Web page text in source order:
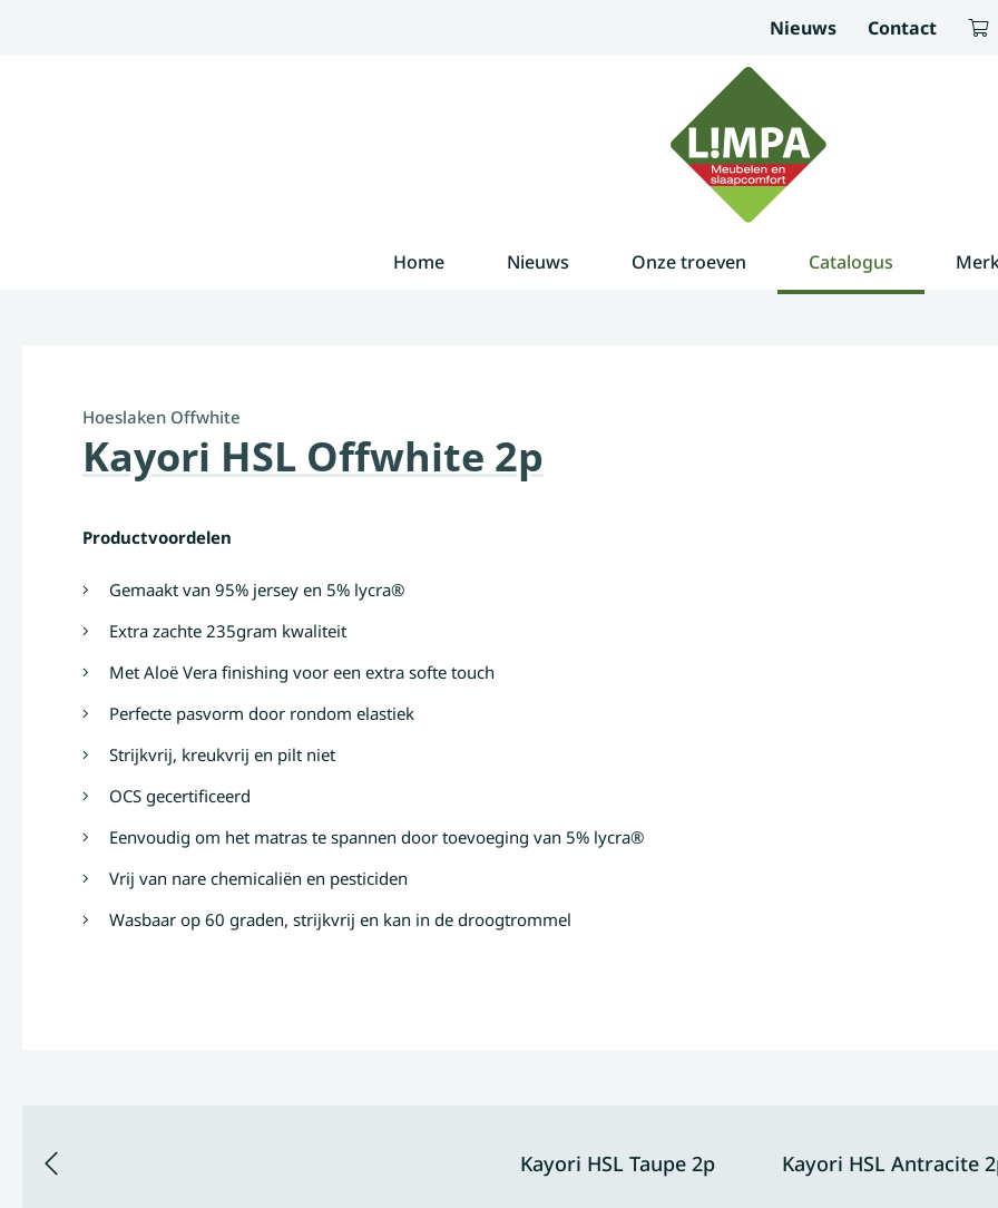
Nieuws Contact
Home Nieuws Onze troeven Catalogus
Hoeslaken Offwhite
Kayori HSL Offwhite 2p
Productvoordelen
Gemaakt van 95% jersey en 5% lycra®
Extra zachte 235gram kwaliteit
Met Aloë Vera finishing voor een extra softe touch
Perfecte pasvorm door rondom elastiek
Strijkvrij, kreukvrij en pilt niet
OCS gecertificeerd
Eenvoudig om het matras te spannen door toevoeging van 5% lycra®
Vrij van nare chemicaliën en pesticiden
Wasbaar op 60 graden, strijkvrij en kan in de droogtrommel
Kayori HSL Taupe 2p Kayori HSL Antracite